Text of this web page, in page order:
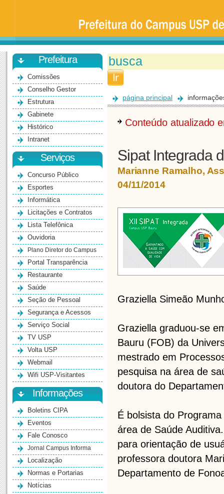
Universidade
São
Paulo
-
BauruPrefeitura
Comissões
Conselho Gestor
Estrutura
Gabinete
Histórico
Intranet
Serviços
Concurso Público
Esportes
Informática
Licitações e Contratos
Lista Telefônica
Ouvidoria
Plano Diretor do Campus
Portal Transparência
Restaurante
Saúde
Seção de Pessoal
Segurança e Acessos
Serviço Social
TV USP
Volta USP
Webmail
Wifi USP-Visitantes
Informações
Boletins CIPA
Eventos
Fale Conosco
Jornal Campus Informa
Localização
Normas e Portarias
Notícias
página principal
Conteúdo atualizado
Sipat Integrada
Marianne Ramalho,
04/11/2014
Graziella Simeão
Graziella graduou-se
Bauru (FOB) da
mestrado em
pesquisa na área de
doutora do
É bolsista do
área de Saúde
para orientação de
professora doutora
Departamento de